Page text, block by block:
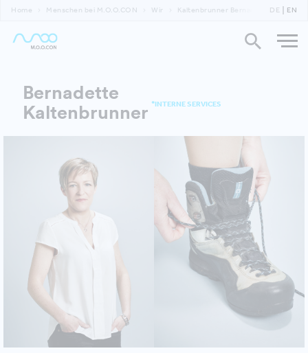
Home Menschen bei M.O.O.CON Wir Kaltenbrunner Bernadette DE EN
Bernadette
Kaltenbrunner *INTERNE SERVICES